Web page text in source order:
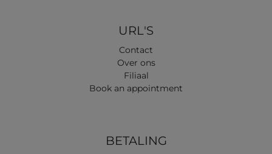
URL'S
Contact
Over ons
Filiaal
Book an appointment
BETALING